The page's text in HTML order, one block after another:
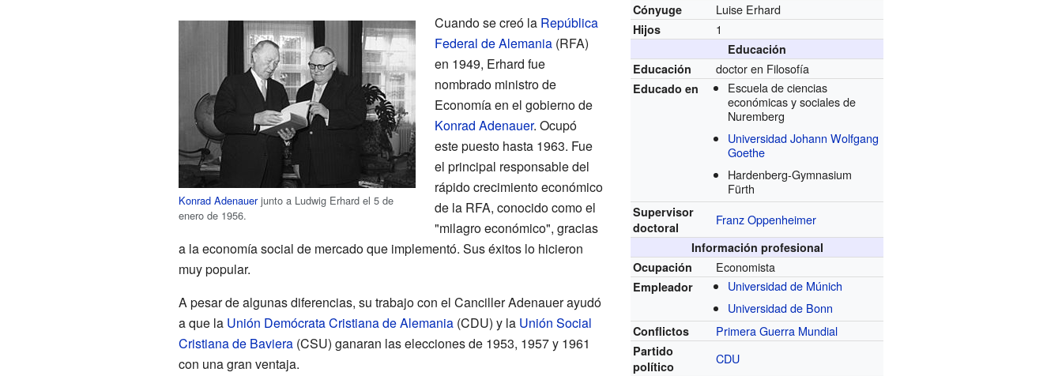
Cónyuge
Luise Erhard
Hijos 1
Educación
Educación
doctor en Filosofía
Educado en
Escuela de ciencias
económicas y sociales de
Nuremberg
Universidad Johann Wolfgang
Goethe
Hardenberg-Gymnasium
Fürth
Supervisor
doctoral
Franz Oppenheimer
Información profesional
Ocupación
Economista
Empleador
Universidad de Múnich
Universidad de Bonn
Conflictos Primera Guerra Mundial
Partido
político
CDU
Konrad Adenauerjunto a Ludwig Erhard el 5 de
enero de 1956.
Cuando se creó la República
Federal de Alemania(RFA)
en 1949, Erhard fue
nombrado ministro de
Economía en el gobierno de
Konrad Adenauer. Ocupó
este puesto hasta 1963. Fue
el principal responsable del
rápido crecimiento económico
de la RFA, conocido como el
"milagro económico", gracias
a la economía social de mercado que implementó. Sus éxitos lo hicieron
muy popular.
A pesar de algunas diferencias, su trabajo con el Canciller Adenauer ayudó
a que la Unión Demócrata Cristiana de Alemania(CDU) y la Unión Social
Cristiana de Baviera(CSU) ganaran las elecciones de 1953, 1957 y 1961
con una gran ventaja.